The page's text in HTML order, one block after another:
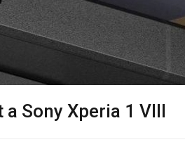
Sony Xperia 1 VIII